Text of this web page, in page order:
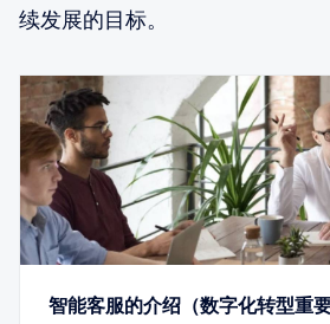
续发展的目标。
智能客服的介绍（数字化转型重要